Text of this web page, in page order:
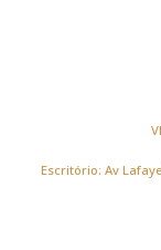
Escritório: Av